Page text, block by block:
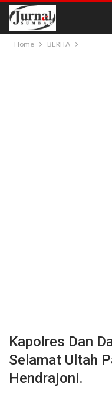
Home BERITA
Kapolres Dan
Selamat Ultah
Hendrajoni.